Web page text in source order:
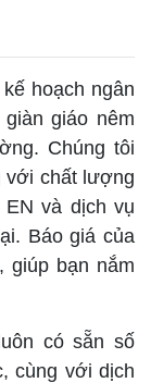
hoạch ngân
giáo nêm
Chúng tôi
với chất lượng
và dịch vụ
Báo giá của
giúp bạn nắm
có sẵn số
cùng với dịch